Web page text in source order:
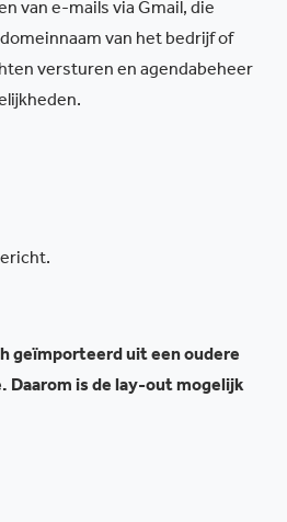
van e-mails via Gmail, die
van het bedrijf of
versturen en agendabeheer
geïmporteerd uit een oudere
Daarom is de lay-out mogelijk